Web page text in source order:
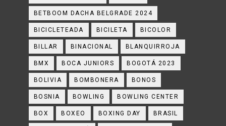
BETBOOM DACHA BELGRADE 2024
BICICLETEADA BICILETA BICOLOR
BILLAR BINACIONAL BLANQUIRROJA
BMX BOCA JUNIORS BOGOTÁ 2023
BOLIVIA BOMBONERA BONOS
BOSNIA BOWLING BOWLING CENTER
BOX BOXEO BOXING DAY BRASIL